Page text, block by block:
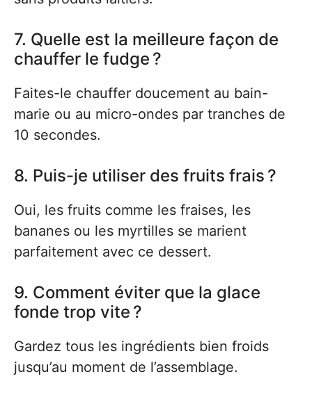
7. Quelle est la meilleure façon de
chauffer le fudge ?
Faites-le chauffer doucement au bain-
marie ou au micro-ondes par tranches de
10 secondes.
8. Puis-je utiliser des fruits frais ?
Oui, les fruits comme les fraises, les
bananes ou les myrtilles se marient
parfaitement avec ce dessert.
9. Comment éviter que la glace
fonde trop vite ?
Gardez tous les ingrédients bien froids
jusqu’au moment de l’assemblage.